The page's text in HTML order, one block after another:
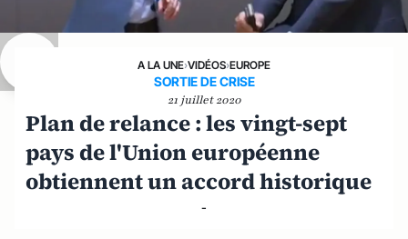
A LA UNE›VIDÉOS›EUROPE
SORTIE DE CRISE
21 juillet 2020
Plan de relance : les vingt-sept
pays de l'Union européenne
obtiennent un accord historique
-